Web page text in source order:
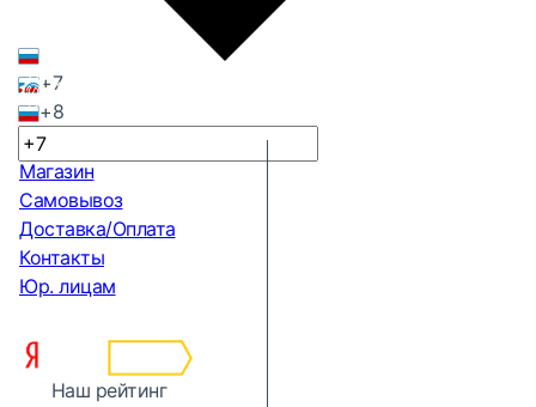
+7
+8
Магазин
Самовывоз
Доставка/Оплата
Контакты
Юр. лицам
Наш рейтинг